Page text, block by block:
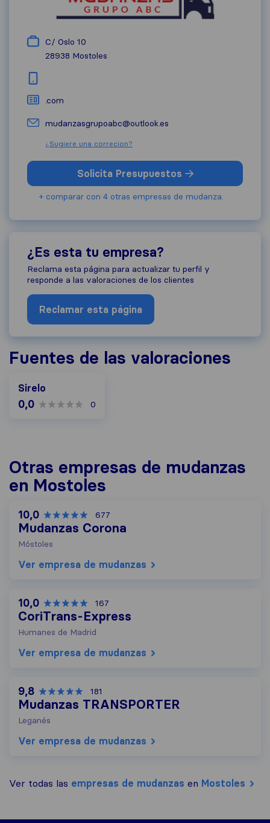
C/ Oslo 10
28938 Mostoles
.com
mudanzasgrupoabc@outlook.es
¿Sugiere una correcion?
Solicita Presupuestos
+ comparar con 4 otras empresas de mudanza.
¿Es esta tu empresa?
Reclama esta página para actualizar tu perfil y
responde a las valoraciones de los clientes
Reclamar esta página
Fuentes de las valoraciones
Sirelo
0,0 0
Otras empresas de mudanzas
en Mostoles
10,0 677
Mudanzas Corona
Móstoles
Ver empresa de mudanzas
10,0 167
CoriTrans-Express
Humanes de Madrid
Ver empresa de mudanzas
9,8 181
Mudanzas TRANSPORTER
Leganés
Ver empresa de mudanzas
Ver todas las empresas de mudanzas en Mostoles